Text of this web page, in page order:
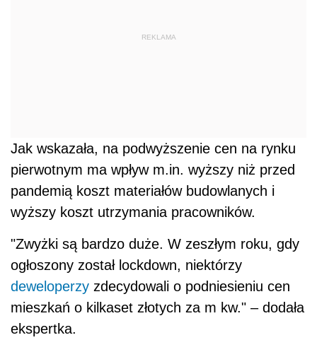
REKLAMA
Jak wskazała, na podwyższenie cen na rynku
pierwotnym ma wpływ m.in. wyższy niż przed
pandemią koszt materiałów budowlanych i
wyższy koszt utrzymania pracowników.
"Zwyżki są bardzo duże. W zeszłym roku, gdy
ogłoszony został lockdown, niektórzy
deweloperzy zdecydowali o podniesieniu cen
mieszkań o kilkaset złotych za m kw." – dodała
ekspertka.